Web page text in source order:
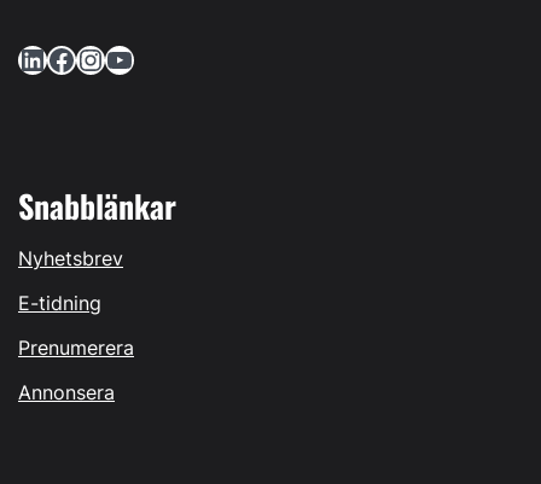
LinkedIn Facebook InstagramYouTube
Snabblänkar
Nyhetsbrev
E-tidning
Prenumerera
Annonsera